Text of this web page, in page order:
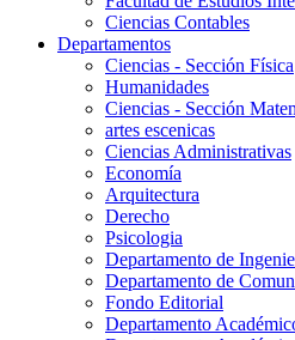
Ciencias Contables
Departamentos
Ciencias - Sección Física
Humanidades
Ciencias - Sección
artes escenicas
Ciencias Administrativas
Economía
Arquitectura
Derecho
Psicologia
Departamento de
Departamento de
Fondo Editorial
Departamento